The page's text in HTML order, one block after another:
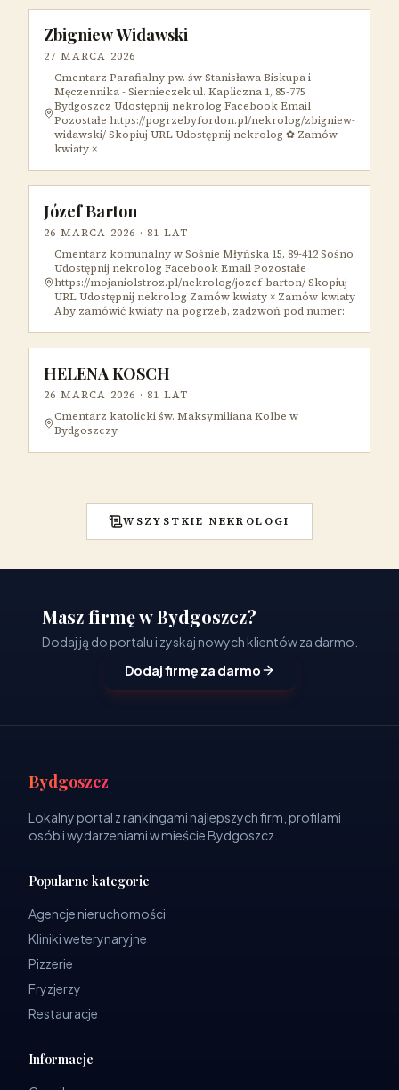
Zbigniew Widawski
27 MARCA 2026
Cmentarz Parafialny pw. św Stanisława Biskupa i
Męczennika - Siernieczek ul. Kapliczna 1, 85-775
Bydgoszcz Udostępnij nekrolog Facebook Email
Pozostałe https://pogrzebyfordon.pl/nekrolog/zbigniew-
widawski/ Skopiuj URL Udostępnij nekrolog ✿ Zamów
kwiaty ×
Józef Barton
26 MARCA 2026 · 81 LAT
Cmentarz komunalny w Sośnie Młyńska 15, 89-412 Sośno
Udostępnij nekrolog Facebook Email Pozostałe
https://mojaniolstroz.pl/nekrolog/jozef-barton/ Skopiuj
URL Udostępnij nekrolog Zamów kwiaty × Zamów kwiaty
Aby zamówić kwiaty na pogrzeb, zadzwoń pod numer:
HELENA KOSCH
26 MARCA 2026 · 81 LAT
Cmentarz katolicki św. Maksymiliana Kolbe w
Bydgoszczy
WSZYSTKIE NEKROLOGI
Masz firmę w Bydgoszcz?
Dodaj ją do portalu i zyskaj nowych klientów za darmo.
Dodaj firmę za darmo
Bydgoszcz
Lokalny portal z rankingami najlepszych firm, profilami
osób i wydarzeniami w mieście Bydgoszcz.
Popularne kategorie
Agencje nieruchomości
Kliniki weterynaryjne
Pizzerie
Fryzjerzy
Restauracje
Informacje